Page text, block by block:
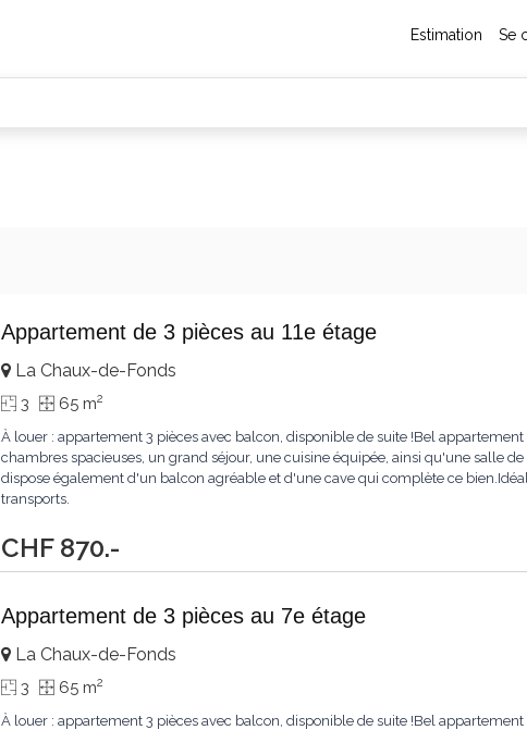
Estimation Se
Appartement de 3 pièces au 11e étage
CHF 870.-
La Chaux-de-Fonds
3 65 m2
À louer : appartement 3 pièces avec balcon, disponible de suite !Bel
chambres spacieuses, un grand séjour, une cuisine équipée, ainsi qu'une salle
dispose également d'un balcon agréable et d'une cave qui complète ce
transports.
Appartement de 3 pièces au 7e étage
La Chaux-de-Fonds
3 65 m2
À louer : appartement 3 pièces avec balcon, disponible de suite !Bel